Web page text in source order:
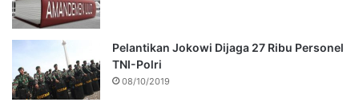
Pelantikan Jokowi Dijaga 27 Ribu Personel
TNI-Polri
08/10/2019